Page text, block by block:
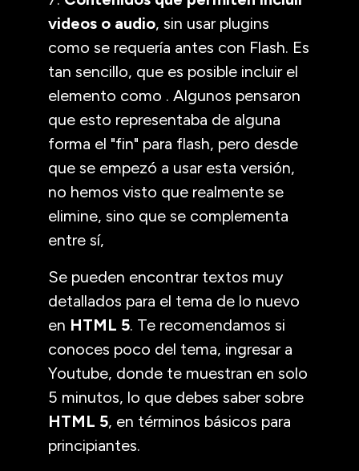
videos o audio, sin usar plugins
como se requería antes con Flash. Es
tan sencillo, que es posible incluir el
elemento como . Algunos pensaron
que esto representaba de alguna
forma el "fin" para flash, pero desde
que se empezó a usar esta versión,
no hemos visto que realmente se
elimine, sino que se complementa
entre sí,
Se pueden encontrar textos muy
detallados para el tema de lo nuevo
en HTML 5. Te recomendamos si
conoces poco del tema, ingresar a
Youtube, donde te muestran en solo
5 minutos, lo que debes saber sobre
HTML 5, en términos básicos para
principiantes.